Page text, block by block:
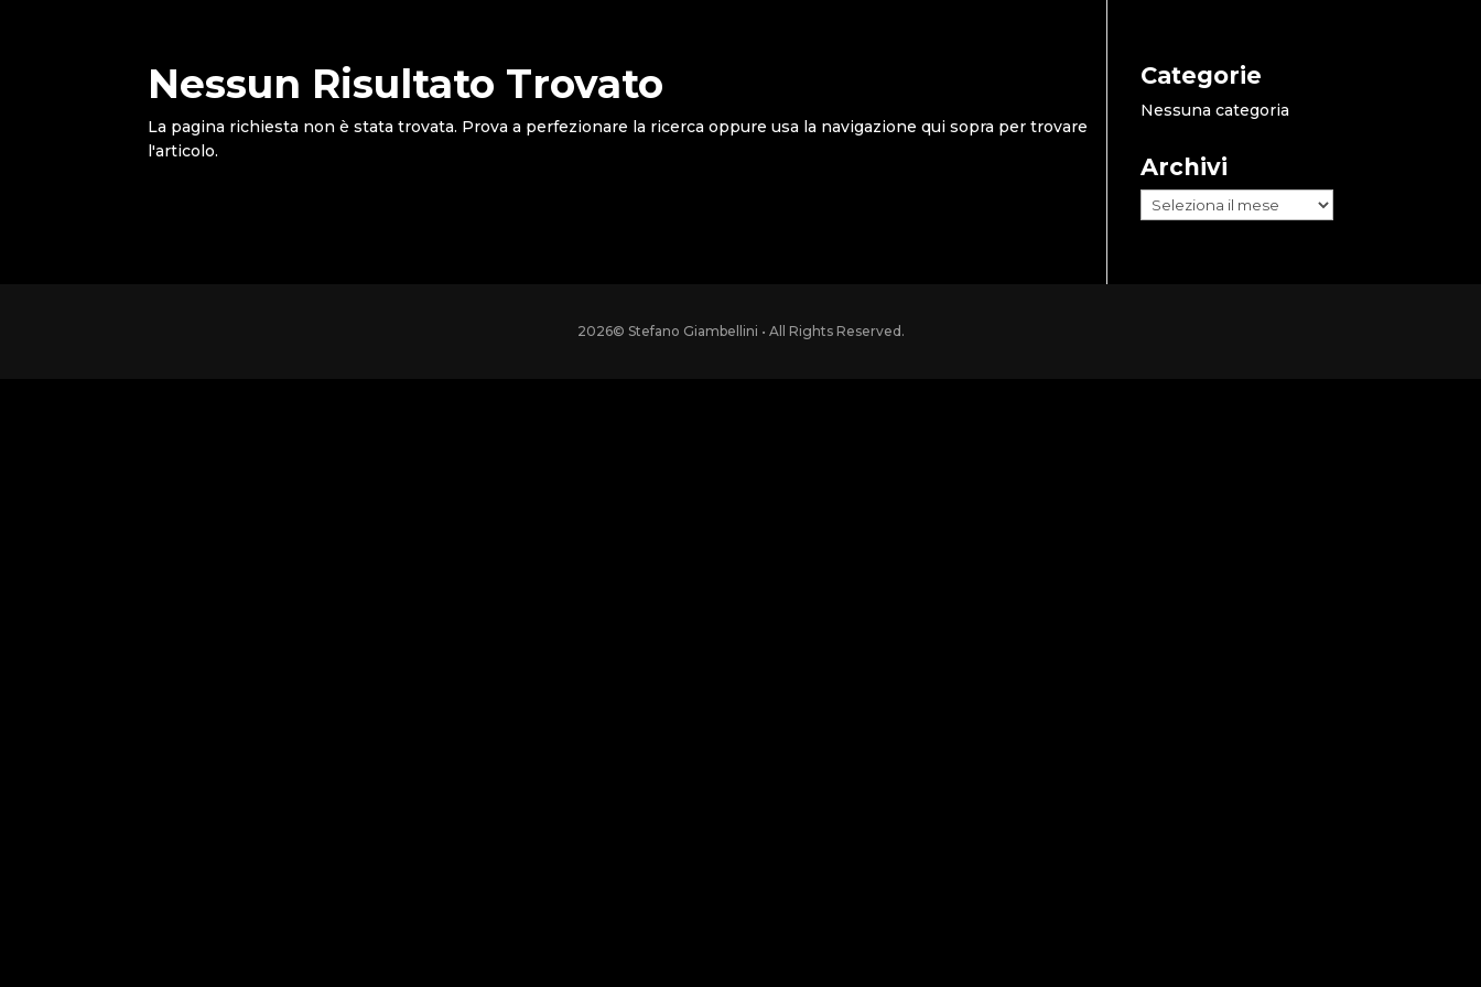
Nessun Risultato Trovato
La pagina richiesta non è stata trovata. Prova a perfezionare la ricerca oppure usa la navigazione qui sopra per trovare
l'articolo.
Categorie
Nessuna categoria
Archivi
Archivi
2026© Stefano Giambellini • All Rights Reserved.